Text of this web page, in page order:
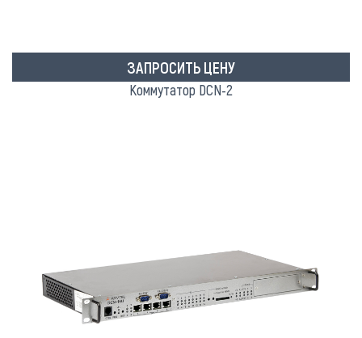
ЗАПРОСИТЬ ЦЕНУ
Коммутатор DCN-2